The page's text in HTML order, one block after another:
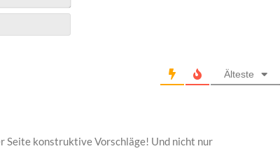
Älteste
Seite konstruktive Vorschläge! Und nicht nur